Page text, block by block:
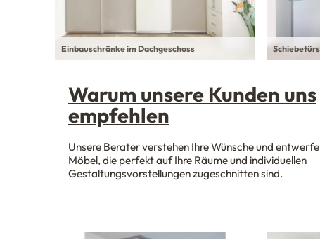
Einbauschränke im Dachgeschoss
Warum unsere Kunden uns
empfehlen
Unsere Berater verstehen Ihre Wünsche und
Möbel, die perfekt auf Ihre Räume und individuellen
Gestaltungsvorstellungen zugeschnitten sind.